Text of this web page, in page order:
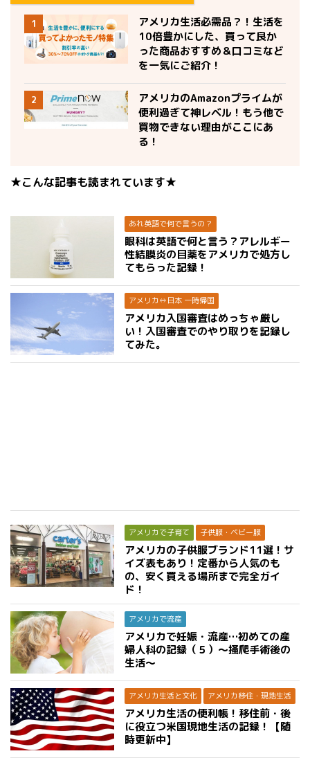
1
アメリカ生活必需品？！生活を
10倍豊かにした、買って良か
った商品おすすめ＆口コミなど
を一気にご紹介！
2
アメリカのAmazonプライムが
便利過ぎて神レベル！もう他で
買物できない理由がここにあ
る！
★こんな記事も読まれています★
あれ英語で何で言うの？
眼科は英語で何と言う？アレルギー
性結膜炎の目薬をアメリカで処方し
てもらった記録！
アメリカ⇔日本 一時帰国
アメリカ入国審査はめっちゃ厳し
い！入国審査でのやり取りを記録し
てみた。
アメリカで子育て 子供服・ベビー服
アメリカの子供服ブランド11選！サ
イズ表もあり！定番から人気のも
の、安く買える場所まで完全ガイ
ド！
アメリカで流産
アメリカで妊娠・流産…初めての産
婦人科の記録（５）〜掻爬手術後の
生活〜
アメリカ生活と文化 アメリカ移住・現地生活
アメリカ生活の便利帳！移住前・後
に役立つ米国現地生活の記録！【随
時更新中】